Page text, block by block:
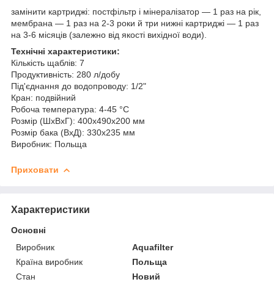
замінити картриджі: постфільтр і мінералізатор — 1 раз на рік,
мембрана — 1 раз на 2-3 роки й три нижні картриджі — 1 раз
на 3-6 місяців (залежно від якості вихідної води).
Технічні характеристики:
Кількість щаблів: 7
Продуктивність: 280 л/добу
Під'єднання до водопроводу: 1/2"
Кран: подвійний
Робоча температура: 4-45 °С
Розмір (ШхВхГ): 400х490х200 мм
Розмір бака (ВхД): 330х235 мм
Виробник: Польща
Приховати
Характеристики
Основні
Виробник
Aquafilter
Країна виробник
Польща
Стан
Новий